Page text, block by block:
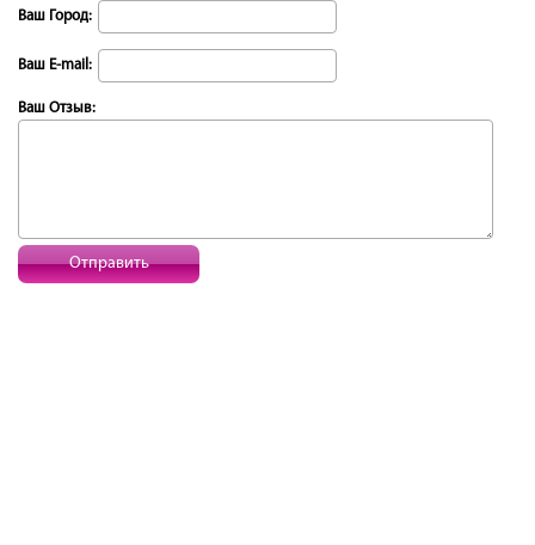
Ваш Город:
Ваш E-mail:
Ваш Отзыв:
Отправить